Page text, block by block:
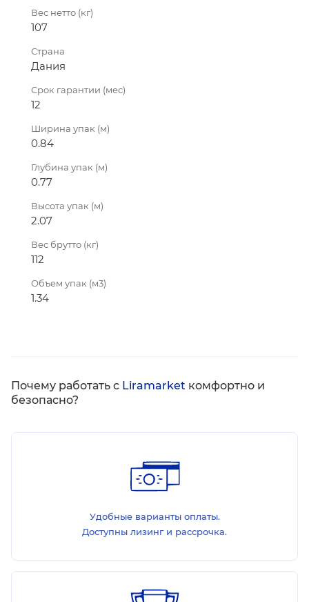
Вес нетто (кг)
107
Страна
Дания
Срок гарантии (мес)
12
Ширина упак (м)
0.84
Глубина упак (м)
0.77
Высота упак (м)
2.07
Вес брутто (кг)
112
Объем упак (м3)
1.34
Почему работать с Liramarket комфортно и
безопасно?
Удобные варианты оплаты.
Доступны лизинг и рассрочка.